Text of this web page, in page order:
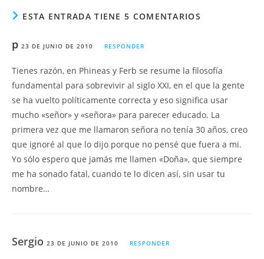
ESTA ENTRADA TIENE 5 COMENTARIOS
p 23 DE JUNIO DE 2010 RESPONDER
Tienes razón, en Phineas y Ferb se resume la filosofía
fundamental para sobrevivir al siglo XXI, en el que la gente
se ha vuelto políticamente correcta y eso significa usar
mucho «señor» y «señora» para parecer educado. La
primera vez que me llamaron señora no tenía 30 años, creo
que ignoré al que lo dijo porque no pensé que fuera a mi.
Yo sólo espero que jamás me llamen «Doña», que siempre
me ha sonado fatal, cuando te lo dicen así, sin usar tu
nombre…
Sergio 23 DE JUNIO DE 2010 RESPONDER